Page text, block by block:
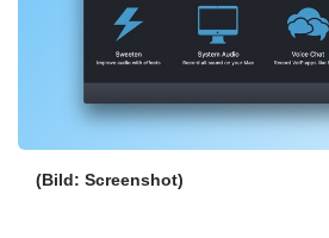
(Bild: Screenshot)